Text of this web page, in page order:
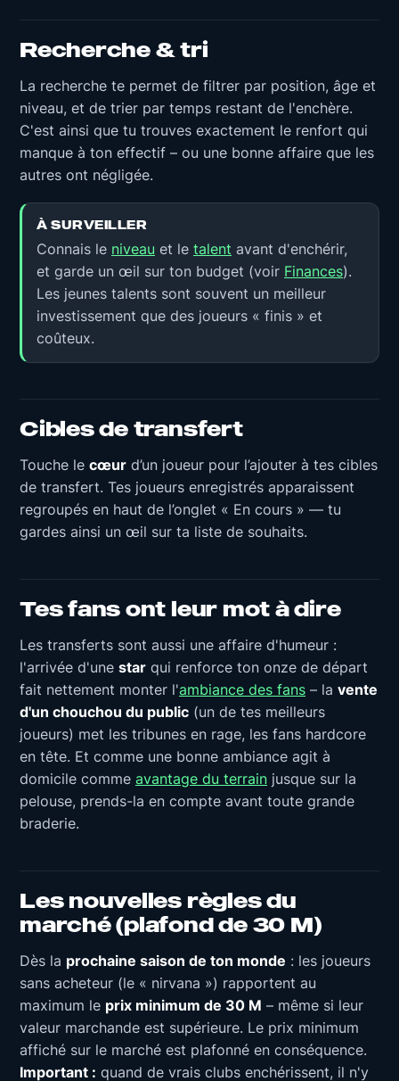
Recherche & tri
La recherche te permet de filtrer par position, âge et
niveau, et de trier par temps restant de l'enchère.
C'est ainsi que tu trouves exactement le renfort qui
manque à ton effectif – ou une bonne affaire que les
autres ont négligée.
À SURVEILLER
Connais le niveau et le talent avant d'enchérir,
et garde un œil sur ton budget (voir Finances).
Les jeunes talents sont souvent un meilleur
investissement que des joueurs « finis » et
coûteux.
Cibles de transfert
Touche le cœur d’un joueur pour l’ajouter à tes cibles
de transfert. Tes joueurs enregistrés apparaissent
regroupés en haut de l’onglet « En cours » — tu
gardes ainsi un œil sur ta liste de souhaits.
Tes fans ont leur mot à dire
Les transferts sont aussi une affaire d'humeur :
l'arrivée d'une star qui renforce ton onze de départ
fait nettement monter l'ambiance des fans – la vente
d'un chouchou du public (un de tes meilleurs
joueurs) met les tribunes en rage, les fans hardcore
en tête. Et comme une bonne ambiance agit à
domicile comme avantage du terrain jusque sur la
pelouse, prends-la en compte avant toute grande
braderie.
Les nouvelles règles du
marché (plafond de 30 M)
Dès la prochaine saison de ton monde : les joueurs
sans acheteur (le « nirvana ») rapportent au
maximum le prix minimum de 30 M – même si leur
valeur marchande est supérieure. Le prix minimum
affiché sur le marché est plafonné en conséquence.
Important : quand de vrais clubs enchérissent, il n'y